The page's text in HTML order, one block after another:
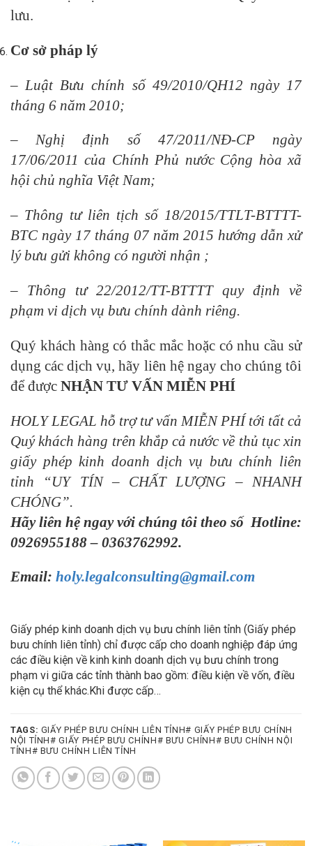
lưu.
Cơ sở pháp lý
– Luật Bưu chính số 49/2010/QH12 ngày 17
tháng 6 năm 2010;
– Nghị định số 47/2011/NĐ-CP ngày
17/06/2011 của Chính Phủ nước Cộng hòa xã
hội chủ nghĩa Việt Nam;
– Thông tư liên tịch số 18/2015/TTLT-BTTTT-
BTC ngày 17 tháng 07 năm 2015 hướng dẫn xử
lý bưu gửi không có người nhận ;
– Thông tư 22/2012/TT-BTTTT quy định về
phạm vi dịch vụ bưu chính dành riêng.
Quý khách hàng có thắc mắc hoặc có nhu cầu sử
dụng các dịch vụ, hãy liên hệ ngay cho chúng tôi
để được NHẬN TƯ VẤN MIỄN PHÍ
HOLY LEGAL hỗ trợ tư vấn MIỄN PHÍ tới tất cả
Quý khách hàng trên khắp cả nước về thủ tục xin
giấy phép kinh doanh dịch vụ bưu chính liên
tỉnh
“UY TÍN – CHẤT LƯỢNG – NHANH
CHÓNG”.
Hãy liên hệ ngay với chúng tôi theo số Hotline:
0926955188– 0363762992.
Email: holy.legalconsulting@gmail.com
Giấy phép kinh doanh dịch vụ bưu chính liên tỉnh (Giấy phép
bưu chính liên tỉnh) chỉ được cấp cho doanh nghiệp đáp ứng
các điều kiện về kinh kinh doanh dịch vụ bưu chính trong
phạm vi giữa các tỉnh thành bao gồm: điều kiện về vốn, điều
kiện cụ thể khác.Khi được cấp…
TAGS: GIẤY PHÉP BƯU CHÍNH LIÊN TỈNH# GIẤY PHÉP BƯU CHÍNH
NỘI TỈNH# GIẤY PHÉP BƯU CHÍNH# BƯU CHÍNH# BƯU CHÍNH NỘI
TỈNH# BƯU CHÍNH LIÊN TỈNH